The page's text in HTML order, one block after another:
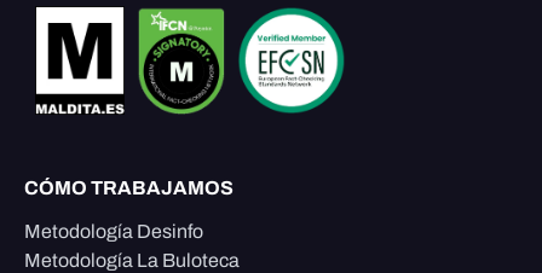
CÓMO TRABAJAMOS
Metodología Desinfo
Metodología La Buloteca